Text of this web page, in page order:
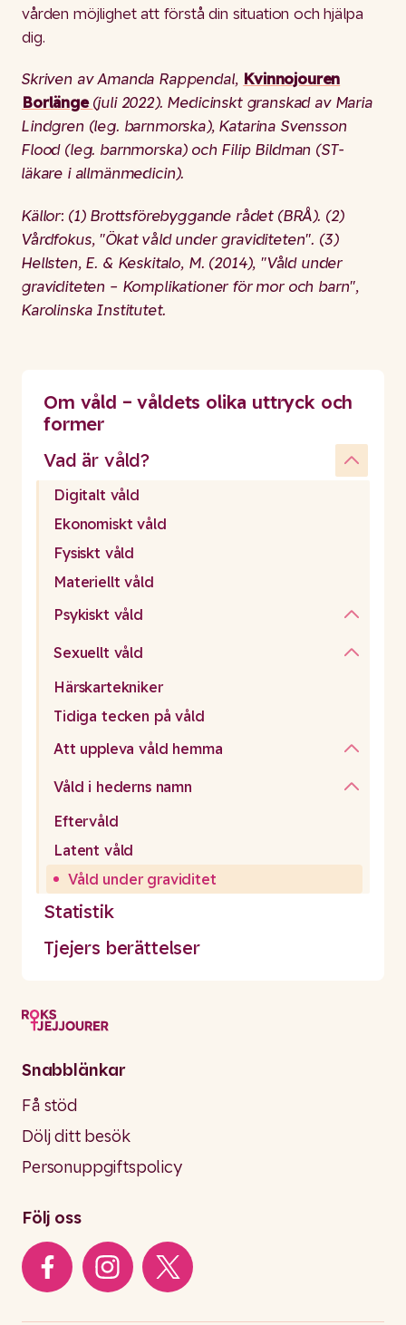
vården möjlighet att förstå din situation och hjälpa
dig.
Skriven av Amanda Rappendal, Kvinnojouren
Borlänge(juli 2022). Medicinskt granskad av Maria
Lindgren (leg. barnmorska), Katarina Svensson
Flood (leg. barnmorska) och Filip Bildman (ST-
läkare i allmänmedicin).
Källor: (1) Brottsförebyggande rådet (BRÅ). (2)
Vårdfokus, "Ökat våld under graviditeten". (3)
Hellsten, E. & Keskitalo, M. (2014), "Våld under
graviditeten – Komplikationer för mor och barn",
Karolinska Institutet.
Om våld – våldets olika uttryck och
former
Vad är våld?
Digitalt våld
Ekonomiskt våld
Fysiskt våld
Materiellt våld
Psykiskt våld
Sexuellt våld
Härskartekniker
Tidiga tecken på våld
Att uppleva våld hemma
Våld i hederns namn
Eftervåld
Latent våld
Våld under graviditet
Statistik
Tjejers berättelser
Snabblänkar
Få stöd
Dölj ditt besök
Personuppgiftspolicy
Följ oss